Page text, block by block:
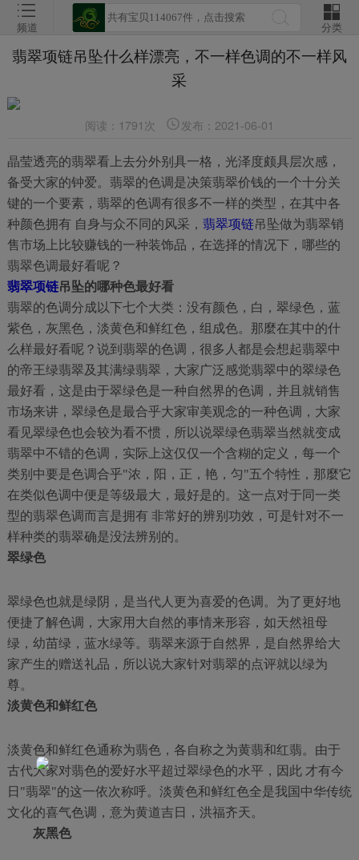
频道 分类
翡翠项链吊坠什么样漂亮，不一样色调的不一样风
采
阅读：1791次 发布：2021-06-01
晶莹透亮的翡翠看上去分外别具一格，光泽度颇具层次感，
备受大家的钟爱。翡翠的色调是决策翡翠价钱的一个十分关
键的一个要素，翡翠的色调有很多不一样的类型，在其中各
种颜色拥有 自身与众不同的风采， 翡翠项链吊坠做为翡翠销
售市场上比较赚钱的一种装饰品，在选择的情况下，哪些的
翡翠色调最好看呢？
翡翠项链吊坠的哪种色最好看
翡翠的色调分成以下七个大类：没有颜色，白，翠绿色，蓝
紫色，灰黑色，淡黄色和鲜红色，组成色。那麼在其中的什
么样最好看呢？说到翡翠的色调，很多人都是会想起翡翠中
的帝王绿翡翠及其满绿翡翠，大家广泛感觉翡翠中的翠绿色
最好看，这是由于翠绿色是一种自然界的色调，并且就销售
市场来讲，翠绿色是最合乎大家审美观念的一种色调，大家
看见翠绿色也会较为看不惯，所以说翠绿色翡翠当然就变成
翡翠中不错的色调，实际上这仅仅一个含糊的定义，每一个
类别中要是色调合乎"浓，阳，正，艳，匀"五个特性，那麼它
在类似色调中便是等级最大，最好是的。这一点对于同一类
型的翡翠色调而言是拥有 非常好的辨别功效，可是针对不一
样种类的翡翠确是没法辨别的。
翠绿色
翠绿色也就是绿阴，是当代人更为喜爱的色调。为了更好地
便捷了解色调，大家用大自然的事情来形容，如天然祖母
绿，幼苗绿，蓝水绿等。翡翠来源于自然界，是自然界给大
家产生的赠送礼品，所以说大家针对翡翠的点评就以绿为
尊。
淡黄色和鲜红色
淡黄色和鲜红色通称为翡色，各自称之为黄翡和红翡。由于
古代大家对翡色的爱好水平超过翠绿色的水平，因此 才有今
日"翡翠"的这一依次称呼。淡黄色和鲜红色全是我国中华传统
文化的喜气色调，意为黄道吉日，洪福齐天。
灰黑色